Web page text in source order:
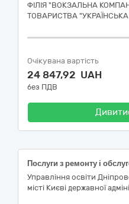
ФІЛІЯ "ВОКЗАЛЬНА
ТОВАРИСТВА
Очікувана вартість
24 847,92 UAH
без ПДВ
Управління освіти
місті Києві державної